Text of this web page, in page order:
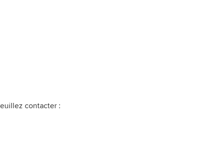
contacter :